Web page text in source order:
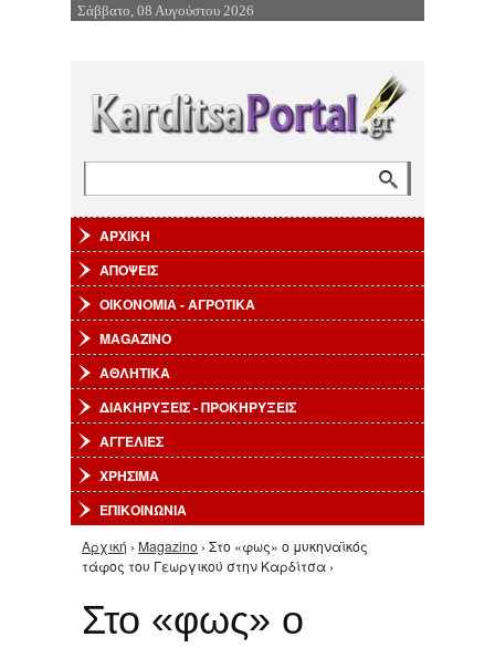
Επιστροφή στην Πλοήγηση
Σάββατο, 08 Αυγούστου 2026
ΑΡΧΙΚΗ
ΑΠΟΨΕΙΣ
ΟΙΚΟΝΟΜΙΑ - ΑΓΡΟΤΙΚΑ
MAGAZINO
ΑΘΛΗΤΙΚΑ
ΔΙΑΚΗΡΥΞΕΙΣ - ΠΡΟΚΗΡΥΞΕΙΣ
ΑΓΓΕΛΙΕΣ
ΧΡΗΣΙΜΑ
ΕΠΙΚΟΙΝΩΝΙΑ
Είστε εδώ
Αρχική › Magazino › Στο «φως» ο μυκηναϊκός
τάφος του Γεωργικού στην Καρδίτσα ›
Στο «φως» ο